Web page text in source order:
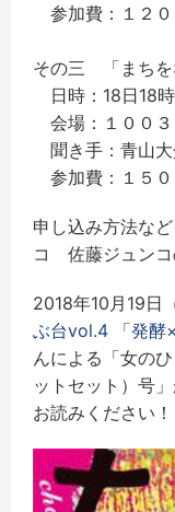
参加費：１２０
その三 「まちを
日時：18日18時
会場：１００３
聞き手：青山大
参加費：１５０
申し込み方法な
コ 佐藤ジュンコ
2018年10月19日
ぶ台vol.4 「発酵
んによる「女の
ットセット）号
お読みください！